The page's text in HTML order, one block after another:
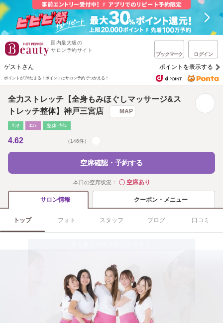
国内最大級の
サロン予約サイト
ブックマーク ログイン
ゲストさん ポイントを表示する
ポイントが1%たまる！ ポイントはサロン予約でつかえる！
全力ストレッチ【全身もみほぐしマッサージ&ス
トレッチ整体】神戸三宮店
MAP
ﾘﾗｸ ｴｽﾃ 整体･ｶｲﾛ
4.62 （146件）
空席確認・予約する
本日の空席状況： ◯空席あり
サロン情報 クーポン・メニュー
トップ フォト スタッフ ブログ 口コミ